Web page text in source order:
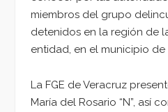
miembros del grupo
detenidos en la región de
entidad, en el municipio de
La FGE de Veracruz
María del Rosario “N”, así